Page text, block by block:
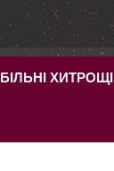
ХИТРОЩІ